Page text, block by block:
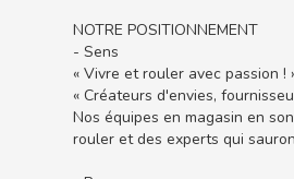
NOTRE POSITIONNEMENT
- Sens
« Vivre et rouler avec passion !
« Créateurs d'envies,
Nos équipes en magasin en
rouler et des experts qui